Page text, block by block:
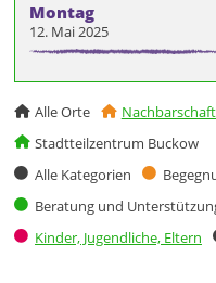
Montag
12. Mai 2025
Alle Orte
Stadtteilzentrum Buckow
Alle Kategorien
Beratung und
Kinder, Jugendliche, Eltern